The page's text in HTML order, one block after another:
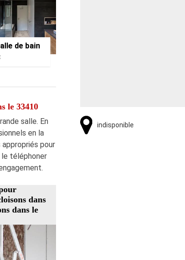
de bain
le 33410
salle. En
en la
pour
le téléphoner
dans
dans le
indisponible